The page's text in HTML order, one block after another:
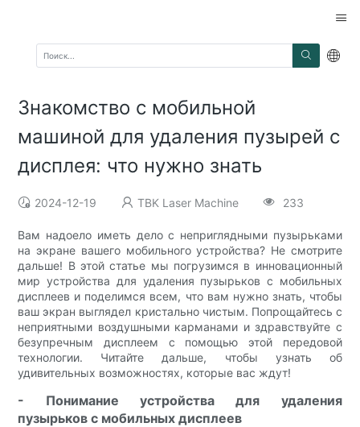
Знакомство с мобильной
машиной для удаления пузырей с
дисплея: что нужно знать
2024-12-19 TBK Laser Machine 233
Вам надоело иметь дело с неприглядными пузырьками
на экране вашего мобильного устройства? Не смотрите
дальше! В этой статье мы погрузимся в инновационный
мир устройства для удаления пузырьков с мобильных
дисплеев и поделимся всем, что вам нужно знать, чтобы
ваш экран выглядел кристально чистым. Попрощайтесь с
неприятными воздушными карманами и здравствуйте с
безупречным дисплеем с помощью этой передовой
технологии. Читайте дальше, чтобы узнать об
удивительных возможностях, которые вас ждут!
- Понимание устройства для удаления
пузырьков с мобильных дисплеев